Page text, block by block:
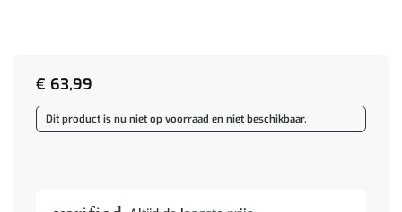
€ 63,99
Dit product is nu niet op voorraad en niet beschikbaar.